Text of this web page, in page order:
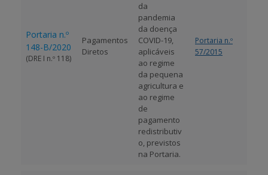
Portaria n.º
148-B/2020
(DRE I n.º 118)
Pagamentos
Diretos
da
pandemia
da doença
COVID-19,
aplicáveis
ao regime
da pequena
agricultura e
ao regime
de
pagamento
redistributiv
o, previstos
na Portaria.
Portaria n.º
57/2015